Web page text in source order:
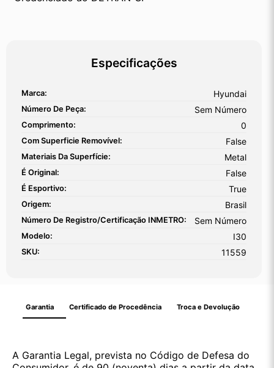
Especificações
Marca: Hyundai
Número De Peça: Sem Número
Comprimento: 0
Com Superficie Removível: False
Materiais Da Superfície: Metal
É Original: False
É Esportivo: True
Origem: Brasil
Número De Registro/certificação INMETRO: Sem Número
Modelo: I30
SKU: 11559
Garantia Certificado de Procedência Troca e Devolução
A Garantia Legal, prevista no Código de Defesa do